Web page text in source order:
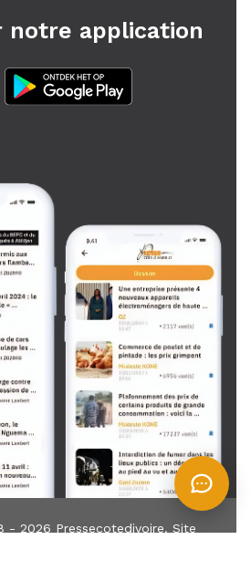
notre application
- 2026 Pressecotedivoire. Site